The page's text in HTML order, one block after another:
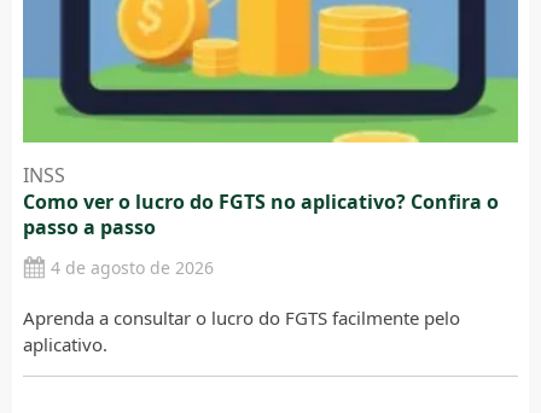
INSS
Como ver o lucro do FGTS no aplicativo? Confira o
passo a passo
4 de agosto de 2026
Aprenda a consultar o lucro do FGTS facilmente pelo
aplicativo.